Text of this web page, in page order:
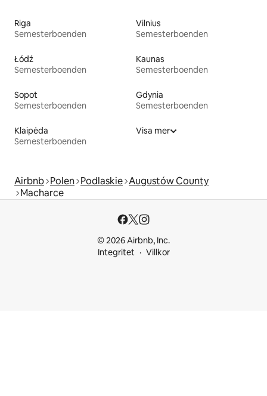
Riga
Semesterboenden
Vilnius
Semesterboenden
Łódź
Semesterboenden
Kaunas
Semesterboenden
Sopot
Semesterboenden
Gdynia
Semesterboenden
Klaipėda
Semesterboenden
Visa mer
Airbnb Polen Podlaskie Augustów County
Macharce
© 2026 Airbnb, Inc.
Integritet
Villkor